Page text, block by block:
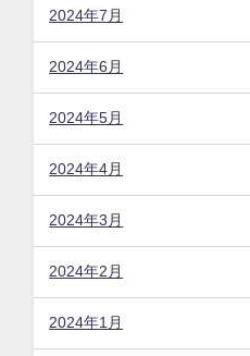
2024年7月
2024年6月
2024年5月
2024年4月
2024年3月
2024年2月
2024年1月